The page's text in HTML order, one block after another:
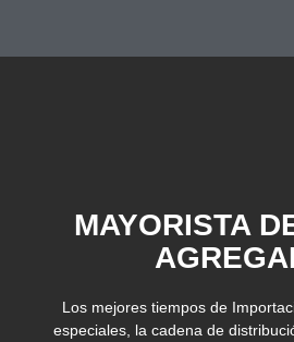
MAYORISTA
Los mejores tiempos de
especiales, la cadena de